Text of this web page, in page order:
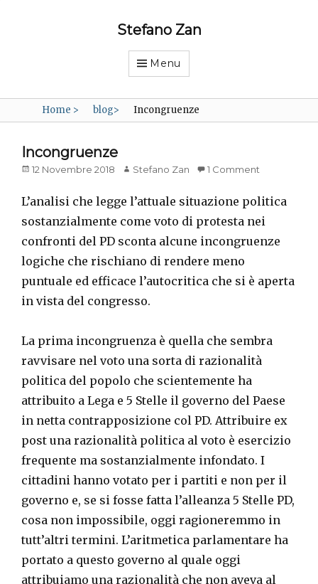
Stefano Zan
Menu
Home > blog> Incongruenze
Incongruenze
Posted
12 Novembre 2018 Author
Stefano Zan 1 Comment
L’analisi che legge l’attuale situazione politica
sostanzialmente come voto di protesta nei
confronti del PD sconta alcune incongruenze
logiche che rischiano di rendere meno
puntuale ed efficace l’autocritica che si è aperta
in vista del congresso.
La prima incongruenza è quella che sembra
ravvisare nel voto una sorta di razionalità
politica del popolo che scientemente ha
attribuito a Lega e 5 Stelle il governo del Paese
in netta contrapposizione col PD. Attribuire ex
post una razionalità politica al voto è esercizio
frequente ma sostanzialmente infondato. I
cittadini hanno votato per i partiti e non per il
governo e, se si fosse fatta l’alleanza 5 Stelle PD,
cosa non impossibile, oggi ragioneremmo in
tutt’altri termini. L’aritmetica parlamentare ha
portato a questo governo al quale oggi
attribuiamo una razionalità che non aveva al